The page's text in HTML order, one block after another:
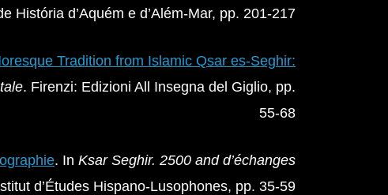
História d’Aquém e d’Além-Mar, pp. 201-217
Tradition from Islamic Qsar es-Seghir:
. Firenzi: Edizioni All Insegna del Giglio, pp.
55-68
. In Ksar Seghir. 2500 and d’échanges
d’Études Hispano-Lusophones, pp. 35-59